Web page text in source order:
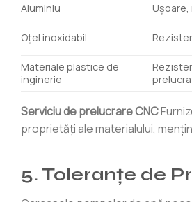
Aluminiu
Oţel inoxidabil
Materiale plastice de
inginerie
Serviciu de prelucrare CNC
proprietăți ale materialului,
5. Toleranțe de